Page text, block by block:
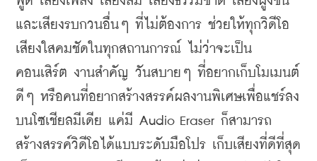
และเสียงรบกวนอื่นๆ ที่ไม่ต้องการ ช่วยให้ทุกวิดีโอ
เสียงใสคมชัดในทุกสถานการณ์ ไม่ว่าจะเป็น
คอนเสิร์ต งานสำคัญ วันสบายๆ ที่อยากเก็บโมเมนต์
ดีๆ หรือคนที่อยากสร้างสรรค์ผลงานพิเศษเพื่อแชร์ลง
บนโซเชียลมีเดีย แค่มี Audio Eraser ก็สามารถ
สร้างสรรค์วิดีโอได้แบบระดับมือโปร เก็บเสียงที่ดีที่สุด